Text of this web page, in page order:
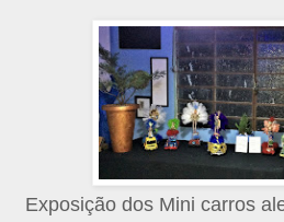
Exposição dos Mini carros